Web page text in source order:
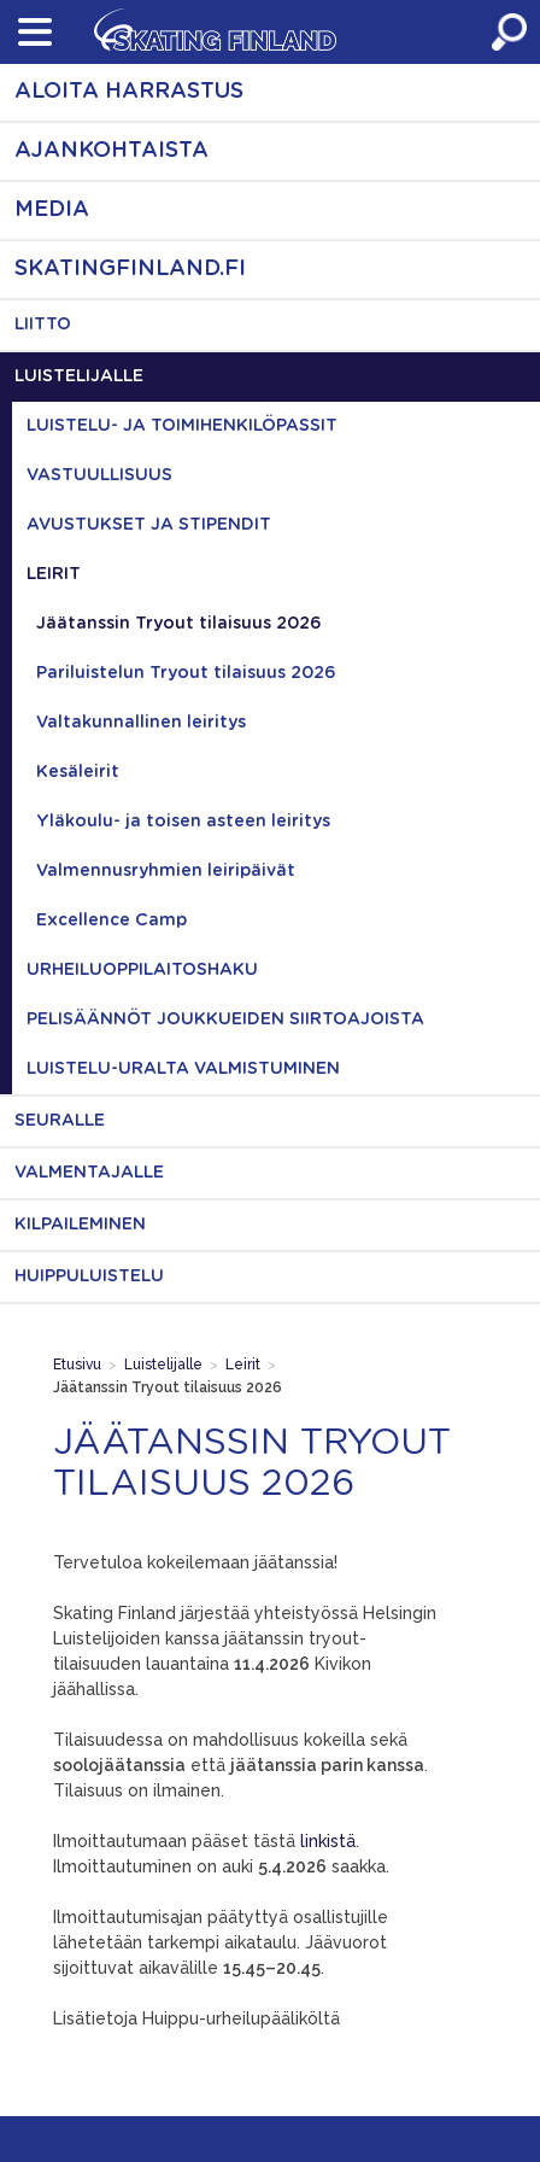
Skip
content
ALOITA HARRASTUS
AJANKOHTAISTA
MEDIA
SKATINGFINLAND.FI
LIITTO
LUISTELIJALLE
LUISTELU- JA TOIMIHENKILÖPASSIT
VASTUULLISUUS
AVUSTUKSET JA STIPENDIT
LEIRIT
Jäätanssin Tryout tilaisuus 2026
Pariluistelun Tryout tilaisuus 2026
Valtakunnallinen leiritys
Kesäleirit
Yläkoulu- ja toisen asteen leiritys
Valmennusryhmien leiripäivät
Excellence Camp
URHEILUOPPILAITOSHAKU
PELISÄÄNNÖT JOUKKUEIDEN SIIRTOAJOISTA
LUISTELU-URALTA VALMISTUMINEN
SEURALLE
VALMENTAJALLE
KILPAILEMINEN
HUIPPULUISTELU
Etusivu > Luistelijalle > Leirit >
Jäätanssin Tryout tilaisuus 2026
JÄÄTANSSIN TRYOUT
TILAISUUS 2026
Tervetuloa kokeilemaan jäätanssia!
Skating Finland järjestää yhteistyössä Helsingin
Luistelijoiden kanssa jäätanssin tryout-
tilaisuuden lauantaina 11.4.2026 Kivikon
jäähallissa.
Tilaisuudessa on mahdollisuus kokeilla sekä
soolojäätanssia että jäätanssia parin kanssa.
Tilaisuus on ilmainen.
Ilmoittautumaan pääset tästä linkistä.
Ilmoittautuminen on auki 5.4.2026 saakka.
Ilmoittautumisajan päätyttyä osallistujille
lähetetään tarkempi aikataulu. Jäävuorot
sijoittuvat aikavälille 15.45–20.45.
Lisätietoja Huippu-urheilupääliköltä